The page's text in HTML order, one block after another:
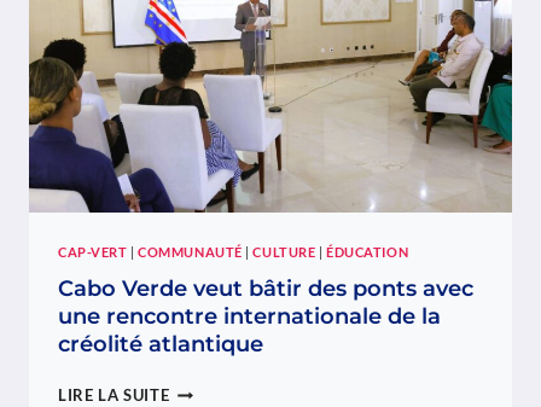
CABO
VERDE
FESTIVAL
DES
CULTURES
DIFFERDANGE
CAP-VERT |COMMUNAUTÉ |CULTURE |ÉDUCATION
Cabo Verde veut bâtir des ponts avec
une rencontre internationale de la
créolité atlantique
LIRE LA SUITECABO